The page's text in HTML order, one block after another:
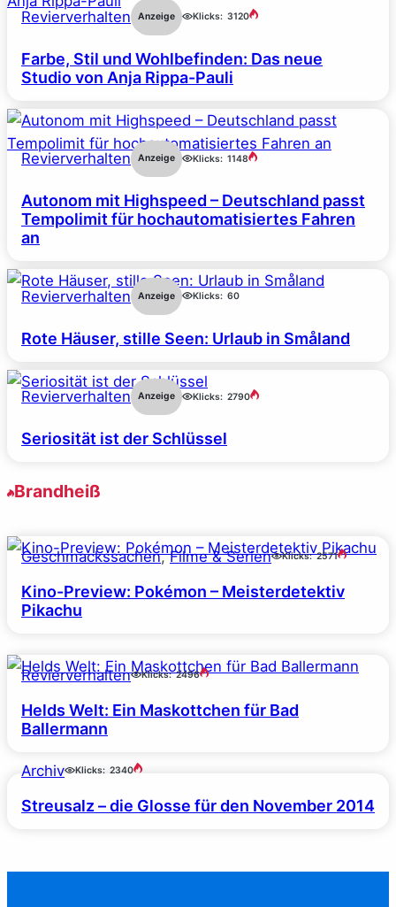
Revierverhalten Anzeige Klicks: 3120
Farbe, Stil und Wohlbefinden: Das neue
Studio von Anja Rippa-Pauli
Revierverhalten Anzeige Klicks: 1148
Autonom mit Highspeed – Deutschland passt
Tempolimit für hochautomatisiertes Fahren
an
Revierverhalten Anzeige Klicks: 60
Rote Häuser, stille Seen: Urlaub in Småland
Revierverhalten Anzeige Klicks: 2790
Seriosität ist der Schlüssel
Brandheiß
Geschmackssachen, Filme & Serien Klicks: 2571
Kino-Preview: Pokémon – Meisterdetektiv
Pikachu
Revierverhalten Klicks: 2496
Helds Welt: Ein Maskottchen für Bad
Ballermann
Archiv Klicks: 2340
Streusalz – die Glosse für den November 2014